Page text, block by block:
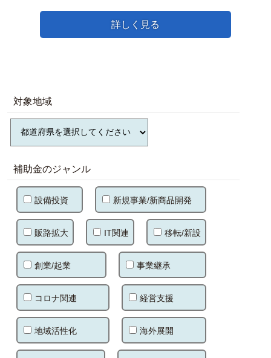
詳しく見る
対象地域
補助金のジャンル
設備投資 新規事業/新商品開発
販路拡大 IT関連 移転/新設
創業/起業 事業継承
コロナ関連 経営支援
地域活性化 海外展開